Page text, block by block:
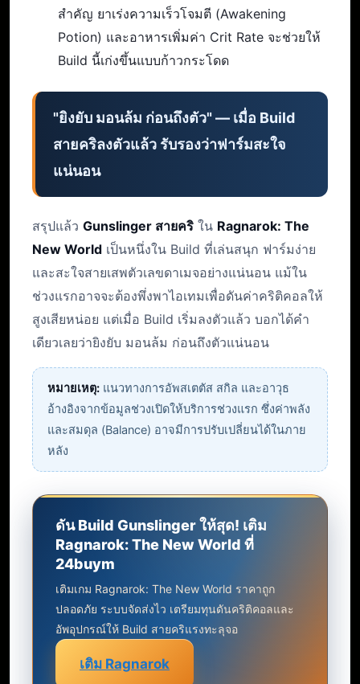
สำคัญ ยาเร่งความเร็วโจมตี (Awakening
Potion) และอาหารเพิ่มค่า Crit Rate จะช่วยให้
Build นี้เก่งขึ้นแบบก้าวกระโดด
"ยิงยับ มอนล้ม ก่อนถึงตัว" — เมื่อ Build
สายคริลงตัวแล้ว รับรองว่าฟาร์มสะใจ
แน่นอน
สรุปแล้ว Gunslinger สายคริ ใน Ragnarok: The
New World เป็นหนึ่งใน Build ที่เล่นสนุก ฟาร์มง่าย
และสะใจสายเสพตัวเลขดาเมจอย่างแน่นอน แม้ใน
ช่วงแรกอาจจะต้องพึ่งพาไอเทมเพื่อดันค่าคริติคอลให้
สูงเสียหน่อย แต่เมื่อ Build เริ่มลงตัวแล้ว บอกได้คำ
เดียวเลยว่ายิงยับ มอนล้ม ก่อนถึงตัวแน่นอน
หมายเหตุ: แนวทางการอัพสเตตัส สกิล และอาวุธ
อ้างอิงจากข้อมูลช่วงเปิดให้บริการช่วงแรก ซึ่งค่าพลัง
และสมดุล (Balance) อาจมีการปรับเปลี่ยนได้ในภาย
หลัง
ดัน Build Gunslinger ให้สุด! เติม
Ragnarok: The New World ที่
24buym
เติมเกม Ragnarok: The New World ราคาถูก
ปลอดภัย ระบบจัดส่งไว เตรียมทุนดันคริติคอลและ
อัพอุปกรณ์ให้ Build สายคริแรงทะลุจอ
เติม Ragnarok